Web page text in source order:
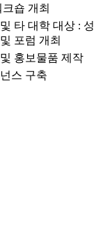
숍 개최
타 대학 대상 : 성
포럼 개최
홍보물품 제작
스 구축